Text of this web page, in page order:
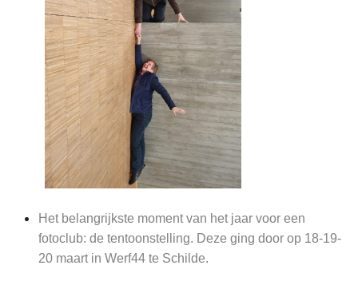
Het belangrijkste moment van het jaar voor een
fotoclub: de tentoonstelling. Deze ging door op 18-19-
20 maart in Werf44 te Schilde.